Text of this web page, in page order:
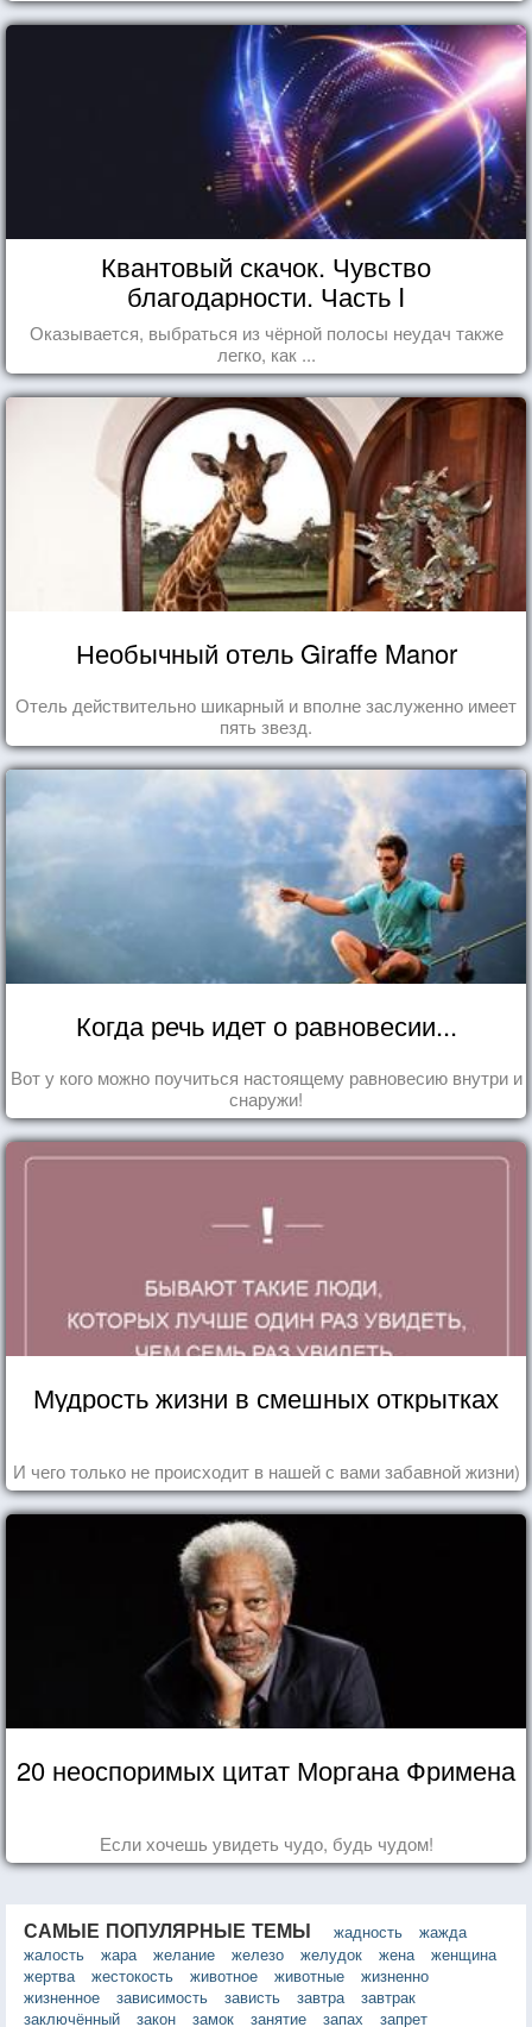
Квантовый скачок. Чувство
благодарности. Часть I
Оказывается, выбраться из чёрной полосы неудач также
легко, как ...
Необычный отель Giraffe Manor
Отель действительно шикарный и вполне заслуженно имеет
пять звезд.
Когда речь идет о равновесии...
Вот у кого можно поучиться настоящему равновесию внутри и
снаружи!
Мудрость жизни в смешных открытках
И чего только не происходит в нашей с вами забавной жизни)
20 неоспоримых цитат Моргана Фримена
Если хочешь увидеть чудо, будь чудом!
САМЫЕ ПОПУЛЯРНЫЕ ТЕМЫ жадность
жажда
жалость
жара желание железо желудок жена
женщина
жертва
жестокость животное животные
жизненно
жизненное
зависимость зависть завтра
завтрак
заключённый
закон замок занятие запах запрет